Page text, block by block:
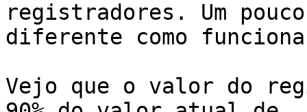
registradores. Um pouco
diferente como funciona
Vejo que o valor do